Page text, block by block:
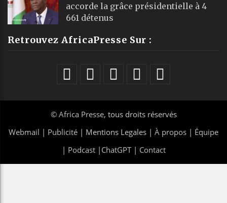
accorde la grâce présidentielle à 4
661 détenus
Retrouvez AfricaPresse Sur :
© Africa Presse, tous droits réservés
Webmail | Publicité | Mentions Legales | À propos | Équipe
| Podcast| ChatGPT| Contact